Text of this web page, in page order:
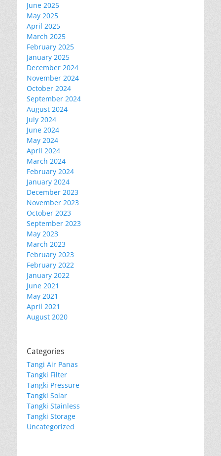
June 2025
May 2025
April 2025
March 2025
February 2025
January 2025
December 2024
November 2024
October 2024
September 2024
August 2024
July 2024
June 2024
May 2024
April 2024
March 2024
February 2024
January 2024
December 2023
November 2023
October 2023
September 2023
May 2023
March 2023
February 2023
February 2022
January 2022
June 2021
May 2021
April 2021
August 2020
Categories
Tangi Air Panas
Tangki Filter
Tangki Pressure
Tangki Solar
Tangki Stainless
Tangki Storage
Uncategorized